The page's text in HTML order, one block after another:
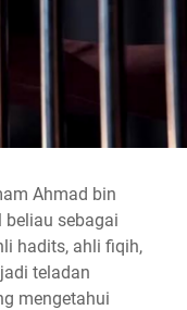
Ahmad bin
sebagai
hadits, ahli fiqih,
teladan
mengetahui